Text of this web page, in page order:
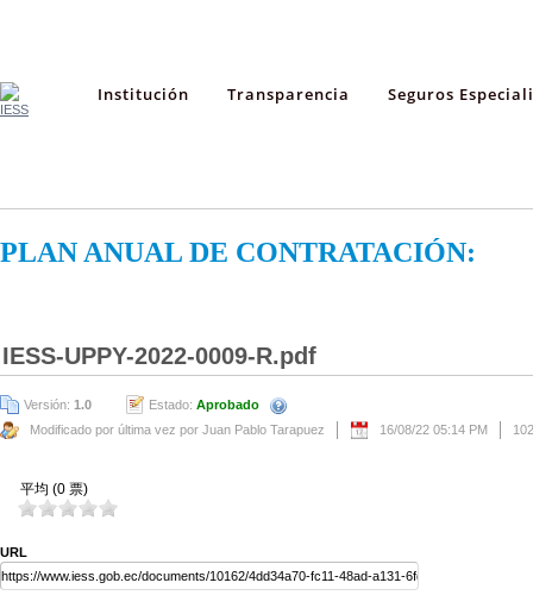
Institución Transparencia Seguros
PLAN ANUAL DE CONTRATACIÓN:
IESS-UPPY-2022-0009-R.pdf
Versión: 1.0 Estado: Aprobado
Modificado por última vez por Juan Pablo Tarapuez
16/08/22 05:14 PM
平均 (0 票)
URL